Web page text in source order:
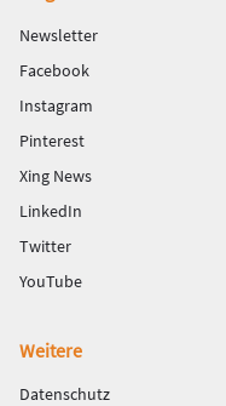
Newsletter
Facebook
Instagram
Pinterest
Xing News
LinkedIn
Twitter
YouTube
Weitere
Datenschutz